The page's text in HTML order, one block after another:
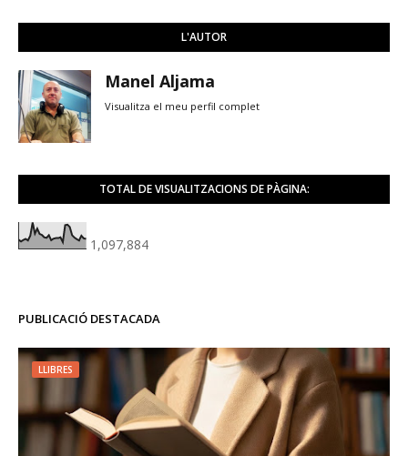
L'AUTOR
Manel Aljama
Visualitza el meu perfil complet
TOTAL DE VISUALITZACIONS DE PÀGINA:
1,097,884
PUBLICACIÓ DESTACADA
LLIBRES